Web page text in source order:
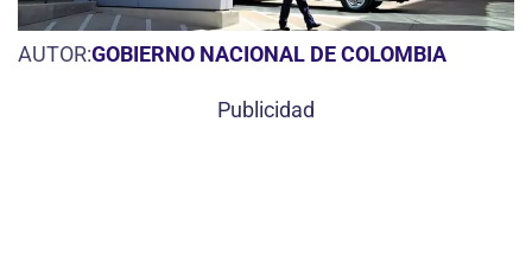
AUTOR:GOBIERNO NACIONAL DE COLOMBIA
Publicidad